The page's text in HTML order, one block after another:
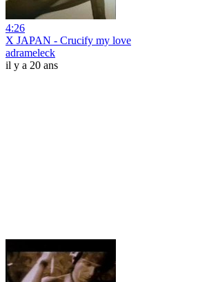
4:26
X JAPAN - Crucify my love
adrameleck
il y a 20 ans